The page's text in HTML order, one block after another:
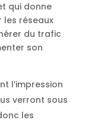
qui donne
les réseaux
du trafic
son
l’impression
verront sous
les